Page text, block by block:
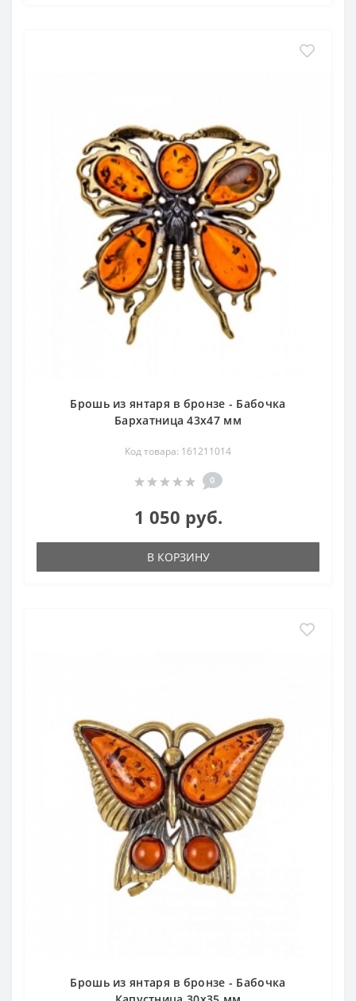
Брошь из янтаря в бронзе - Бабочка
Бархатница 43х47 мм
Код товара: 161211014
0
1 050 руб.
В КОРЗИНУ
Брошь из янтаря в бронзе - Бабочка